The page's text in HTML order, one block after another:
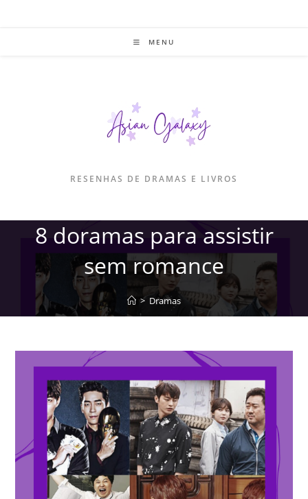
MENU
RESENHAS DE DRAMAS E LIVROS
8 doramas para assistir
sem romance
> Dramas